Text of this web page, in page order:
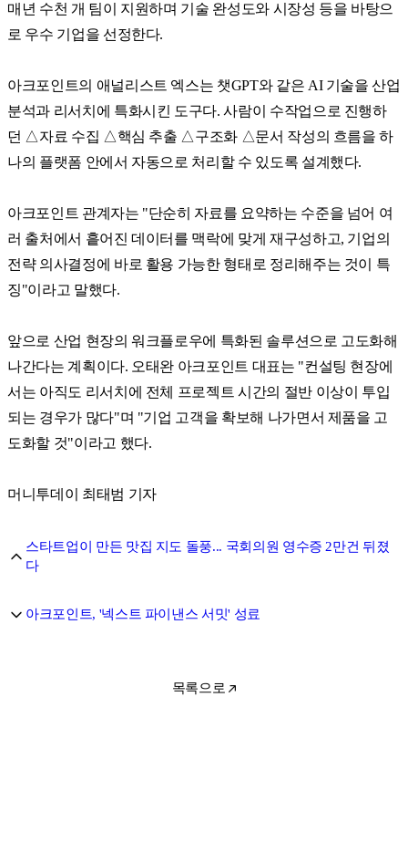
매년 수천 개 팀이 지원하며 기술 완성도와 시장성 등을 바탕으
로 우수 기업을 선정한다.
아크포인트의 애널리스트 엑스는 챗GPT와 같은 AI 기술을 산업
분석과 리서치에 특화시킨 도구다. 사람이 수작업으로 진행하
던 △자료 수집 △핵심 추출 △구조화 △문서 작성의 흐름을 하
나의 플랫폼 안에서 자동으로 처리할 수 있도록 설계했다.
아크포인트 관계자는 "단순히 자료를 요약하는 수준을 넘어 여
러 출처에서 흩어진 데이터를 맥락에 맞게 재구성하고, 기업의
전략 의사결정에 바로 활용 가능한 형태로 정리해주는 것이 특
징"이라고 말했다.
앞으로 산업 현장의 워크플로우에 특화된 솔루션으로 고도화해
나간다는 계획이다. 오태완 아크포인트 대표는 "컨설팅 현장에
서는 아직도 리서치에 전체 프로젝트 시간의 절반 이상이 투입
되는 경우가 많다"며 "기업 고객을 확보해 나가면서 제품을 고
도화할 것"이라고 했다.
머니투데이 최태범 기자
스타트업이 만든 맛집 지도 돌풍... 국회의원 영수증 2만건 뒤졌
다
아크포인트, '넥스트 파이낸스 서밋' 성료
목록으로